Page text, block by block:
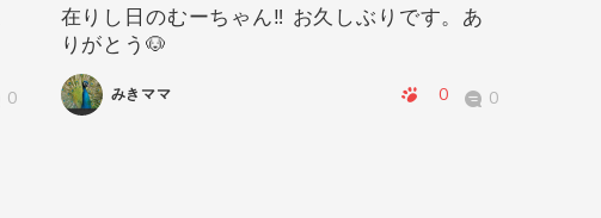
0
在りし日のむーちゃん‼️ お久しぶりです。あ
りがとう🐶
みきママ 0 0